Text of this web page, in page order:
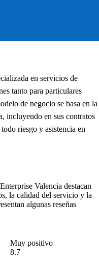
en servicios de
tanto para particulares
de negocio se basa en la
incluyendo en sus contratos
riesgo y asistencia en
Valencia destacan
la calidad del servicio y la
algunas reseñas
Muy positivo
8.7